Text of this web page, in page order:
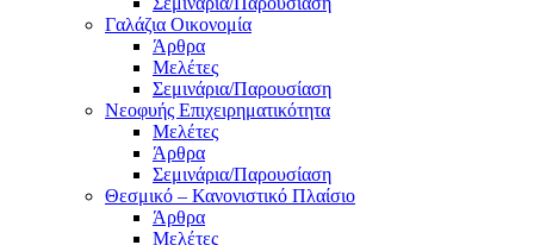
Γαλάζια Οικονομία
Άρθρα
Μελέτες
Σεμινάρια/Παρουσίαση
Νεοφυής Επιχειρηματικότητα
Μελέτες
Άρθρα
Σεμινάρια/Παρουσίαση
Θεσμικό – Κανονιστικό Πλαίσιο
Άρθρα
Μελέτες